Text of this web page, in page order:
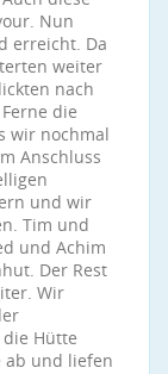
Nun
erreicht. Da
weiter
nach
die
wir nochmal
Anschluss
und wir
Tim und
und Achim
Der Rest
Wir
Hütte
ab und liefen